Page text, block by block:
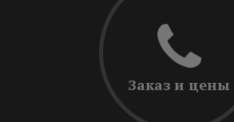
Заказ и цены